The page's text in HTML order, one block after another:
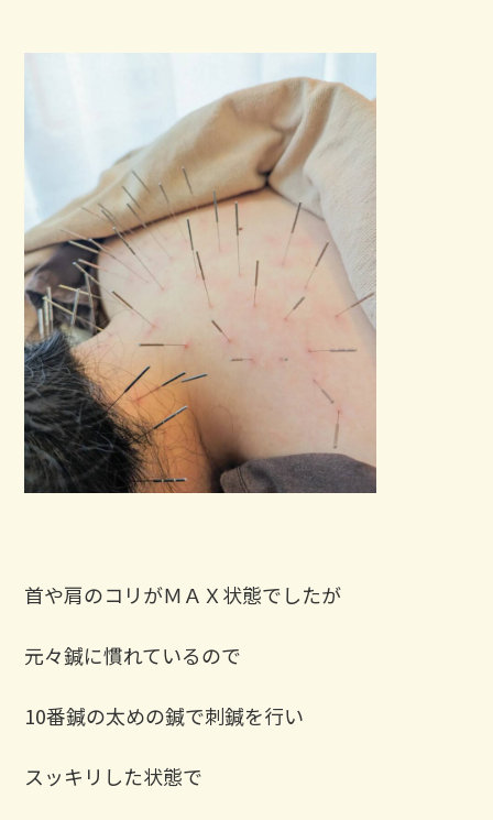
首や肩のコリがＭＡＸ状態でしたが
元々鍼に慣れているので
10番鍼の太めの鍼で刺鍼を行い
スッキリした状態で